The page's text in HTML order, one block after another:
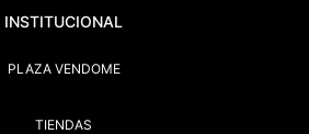
INSTITUCIONAL
PLAZA VENDOME
TIENDAS